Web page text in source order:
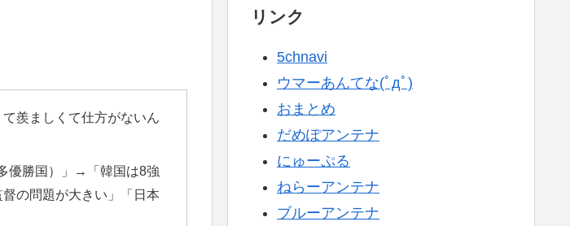
羨ましくて仕方がないん
優勝国）」→「韓国は8強
の問題が大きい」「日本
リンク
5chnavi
ウマーあんてな(ﾟдﾟ)
おまとめ
だめぽアンテナ
にゅーぷる
ねらーアンテナ
ブルーアンテナ